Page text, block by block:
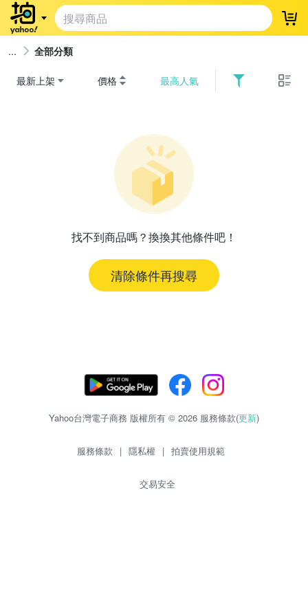
登
全部分類
最新上架 價格 最高人氣
找不到商品嗎？換換其他條件吧！
清除條件再搜尋
Yahoo台灣電子商務 版權所有 © 2026 服務條款(更新)
服務條款 | 隱私權 | 拍賣使用規範
交易安全